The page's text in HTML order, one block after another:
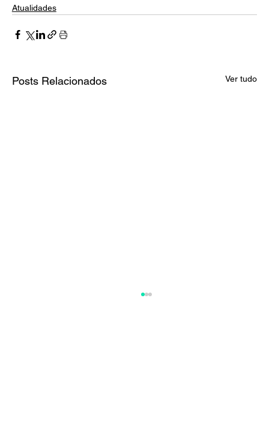
Atualidades
Posts Relacionados Ver tudo